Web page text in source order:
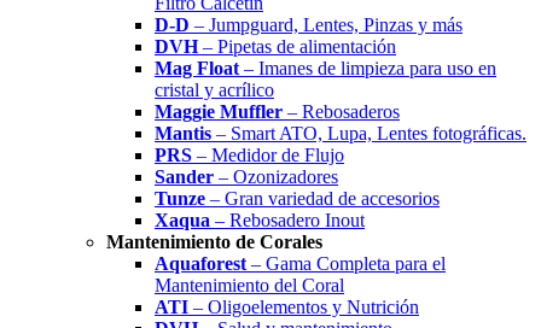
D-D – Jumpguard, Lentes, Pinzas y más
DVH– Pipetas de alimentación
Mag Float – Imanes de limpieza para uso en
cristal y acrílico
Maggie Muffler – Rebosaderos
Mantis – Smart ATO, Lupa, Lentes fotográficas.
PRS – Medidor de Flujo
Sander – Ozonizadores
Tunze – Gran variedad de accesorios
Xaqua – Rebosadero Inout
Mantenimiento de Corales
Aquaforest – Gama Completa para el
Mantenimiento del Coral
ATI – Oligoelementos y Nutrición